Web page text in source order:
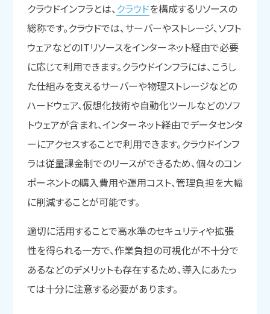
クラウドインフラとは、 クラウドを構成するリソースの
総称です。クラウドでは、サーバーやストレージ、ソフト
ウェアなどのITリソースをインターネット経由で必要
に応じて利用できます。クラウドインフラには、こうし
た仕組みを支えるサーバーや物理ストレージなどの
ハードウェア、仮想化技術や自動化ツールなどのソフ
トウェアが含まれ、インターネット経由でデータセンタ
ーにアクセスすることで利用できます。クラウドインフ
ラは従量課金制でのリースができるため、個々のコン
ポーネントの購入費用や運用コスト、管理負担を大幅
に削減することが可能です。
適切に活用することで高水準のセキュリティや拡張
性を得られる一方で、作業負担の可視化が不十分で
あるなどのデメリットも存在するため、導入にあたっ
ては十分に注意する必要があります。